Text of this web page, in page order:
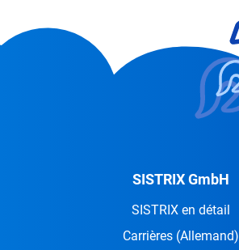
SISTRIX GmbH
SISTRIX en détail
Carrières (Allemand)